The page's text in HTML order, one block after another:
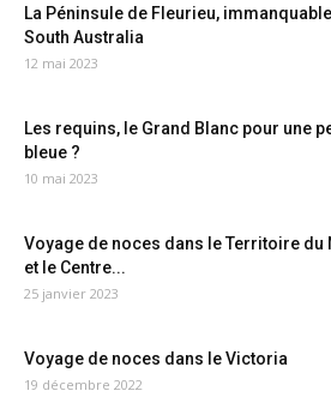
La Péninsule de Fleurieu,
South Australia
12 mai 2023
Les requins, le Grand Blanc pour une
bleue ?
10 mai 2023
Voyage de noces dans le Territoire du
et le Centre...
25 janvier 2023
Voyage de noces dans le Victoria
19 décembre 2022